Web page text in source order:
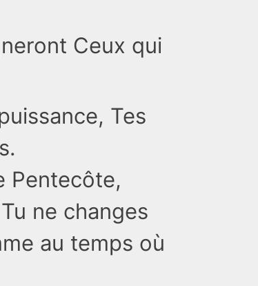
Ceux qui
Tes
Pentecôte,
ne changes
au temps où